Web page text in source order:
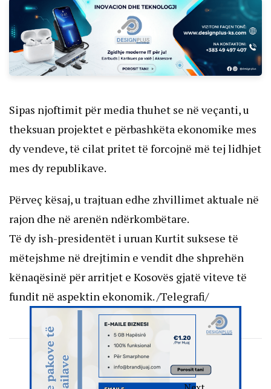
Sipas njoftimit për media thuhet se në veçanti, u
theksuan projektet e përbashkëta ekonomike mes
dy vendeve, të cilat pritet të forcojnë më tej lidhjet
mes dy republikave.
Përveç kësaj, u trajtuan edhe zhvillimet aktuale në
rajon dhe në arenën ndërkombëtare.
Të dy ish-presidentët i uruan Kurtit suksese të
mëtejshme në drejtimin e vendit dhe shprehën
kënaqësinë për arritjet e Kosovës gjatë viteve të
fundit në aspektin ekonomik. /Telegrafi/